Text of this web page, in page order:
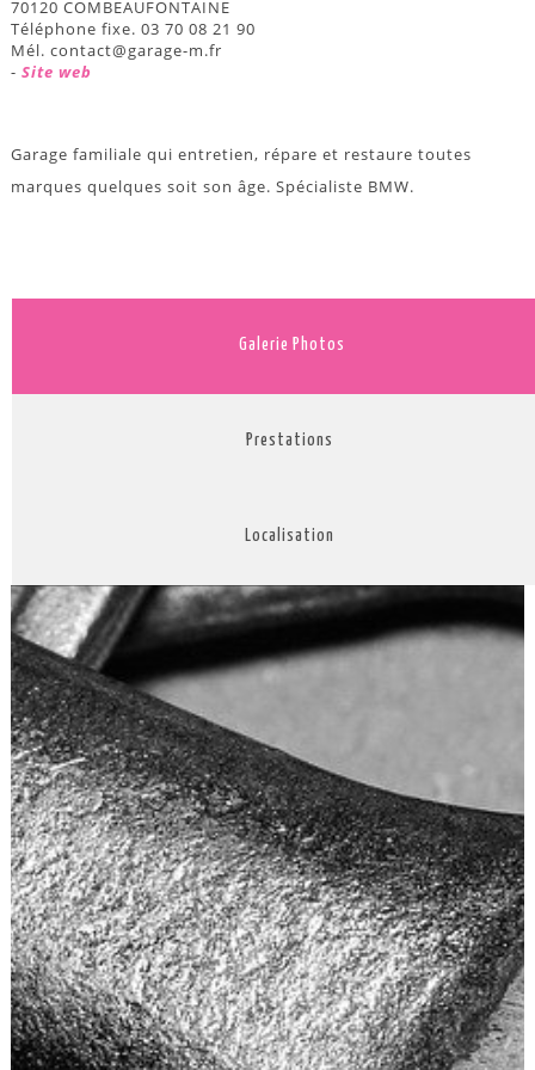
70120 COMBEAUFONTAINE
Téléphone fixe. 03 70 08 21 90
Mél. contact@garage-m.fr
- Site web
Garage familiale qui entretien, répare et restaure toutes
marques quelques soit son âge. Spécialiste BMW.
Galerie Photos
Prestations
Localisation